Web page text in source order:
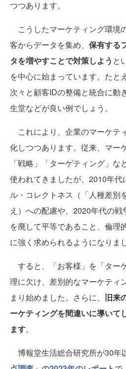
つつあります。
こうしたマーケティング環境
客からデータを集め、 保有する
タを増やすことで対策しよう と
を中心に始まっています。たと
次々と顧客IDの整備と統合に動
生堂などが良い例でしょう。
これにより、企業のマーケテ
化しつつあります。従来、マー
「戦略」「ターゲティング」
使われてきましたが、2010年代
ル・コレクトネス（「人種差別
え）への配慮や、2020年代の
を廃して平等であること、倫理
に強く求められるようになりまし
すると、「お客様」を「ター
理に欠け、差別的なマーケティ
まり始めました。さらに、 旧来
ーケティングを間違いに導いて
ます。
博報堂生活総合研究所が30年